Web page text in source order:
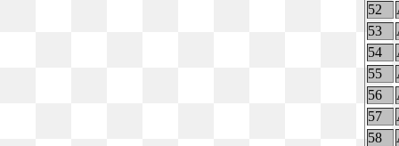
52
53
54
55
56
57
58